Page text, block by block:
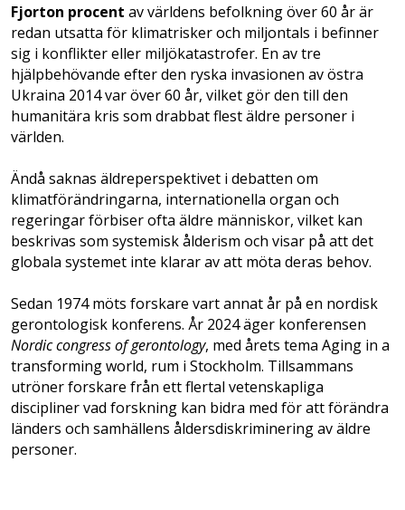
Fjorton procent av världens befolkning över 60 år är
redan utsatta för klimatrisker och miljontals i befinner
sig i konflikter eller miljökatastrofer. En av tre
hjälpbehövande efter den ryska invasionen av östra
Ukraina 2014 var över 60 år, vilket gör den till den
humanitära kris som drabbat flest äldre personer i
världen.
Ändå saknas äldreperspektivet i debatten om
klimatförändringarna, internationella organ och
regeringar förbiser ofta äldre människor, vilket kan
beskrivas som systemisk ålderism och visar på att det
globala systemet inte klarar av att möta deras behov.
Sedan 1974 möts forskare vart annat år på en nordisk
gerontologisk konferens. År 2024 äger konferensen
Nordic congress of gerontology, med årets tema Aging in a
transforming world, rum i Stockholm. Tillsammans
utröner forskare från ett flertal vetenskapliga
discipliner vad forskning kan bidra med för att förändra
länders och samhällens åldersdiskriminering av äldre
personer.